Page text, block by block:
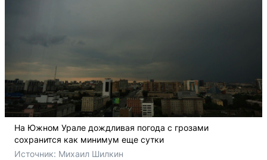
На Южном Урале дождливая погода с грозами
сохранится как минимум еще сутки
Источник: Михаил Шилкин